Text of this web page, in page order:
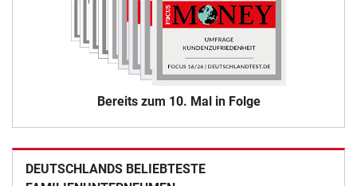
Bereits zum 10. Mal in Folge
DEUTSCHLANDS BELIEBTESTE